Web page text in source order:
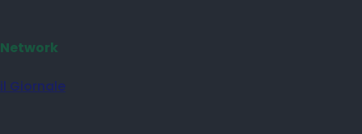
Network
il Giornale